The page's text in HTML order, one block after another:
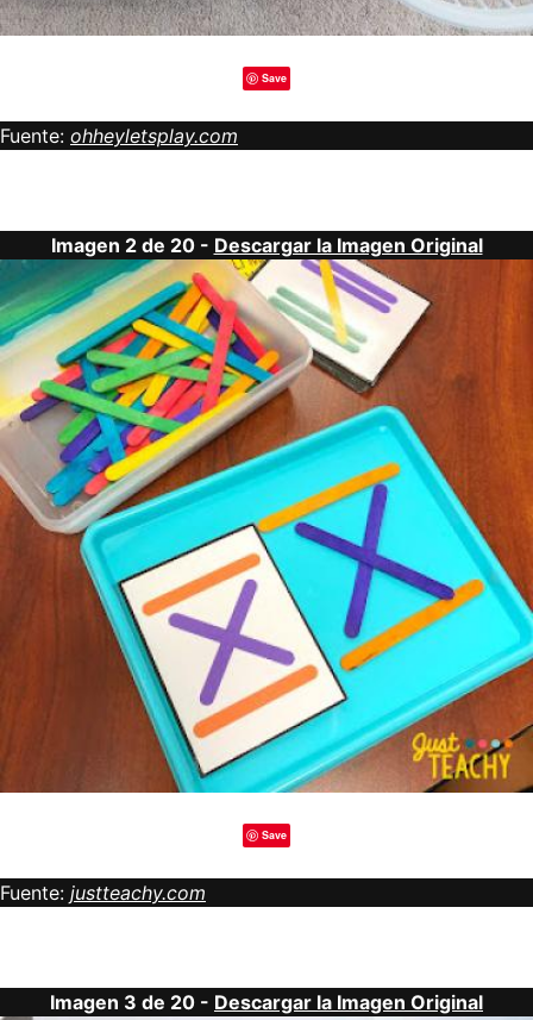
Save
Fuente: ohheyletsplay.com
Imagen 2 de 20 - Descargar la Imagen Original
Save
Fuente: justteachy.com
Imagen 3 de 20 - Descargar la Imagen Original